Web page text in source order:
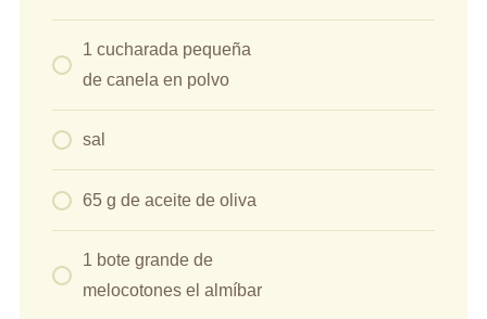
1 cucharada pequeña
de canela en polvo
sal
65 g de aceite de oliva
1 bote grande de
melocotones el almíbar